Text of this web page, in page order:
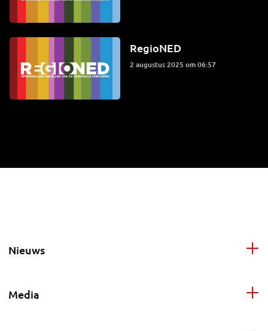
RegioNED
2 augustus 2025 om 06:57
Nieuws
Media